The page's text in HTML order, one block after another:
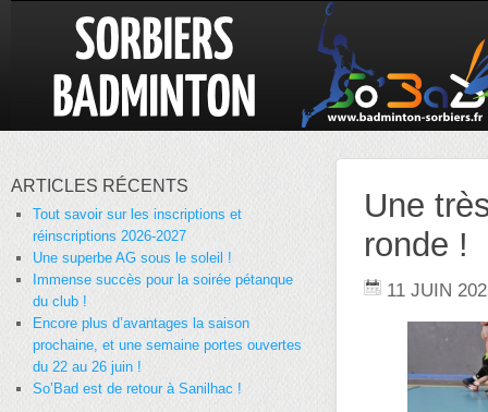
Une
ronde !
11 JUIN
ARTICLES RÉCENTS
Tout savoir sur les inscriptions et
réinscriptions 2026-2027
Une superbe AG sous le soleil !
Immense succès pour la soirée pétanque
du club !
Encore plus d’avantages la saison
prochaine, et une semaine portes ouvertes
du 22 au 26 juin !
So’Bad est de retour à Sanilhac !